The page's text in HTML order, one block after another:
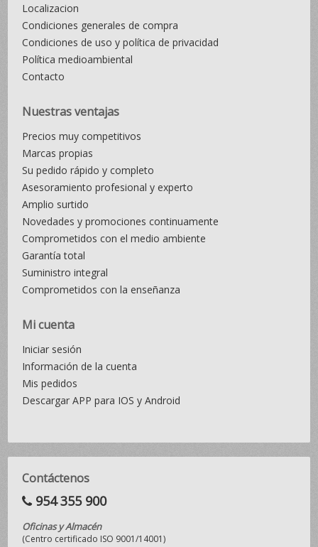
Localizacion
Condiciones generales de compra
Condiciones de uso y política de privacidad
Política medioambiental
Contacto
Nuestras ventajas
Precios muy competitivos
Marcas propias
Su pedido rápido y completo
Asesoramiento profesional y experto
Amplio surtido
Novedades y promociones continuamente
Comprometidos con el medio ambiente
Garantía total
Suministro integral
Comprometidos con la enseñanza
Mi cuenta
Iniciar sesión
Información de la cuenta
Mis pedidos
Descargar APP para IOS y Android
Contáctenos
954 355 900
Oficinas y Almacén
(Centro certificado ISO 9001/14001)